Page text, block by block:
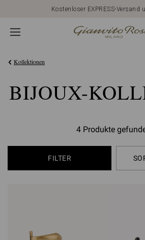
Kostenloser EXPRESS-Versand
Kollektionen
BIJOUX-
4 Produkte
FILTER